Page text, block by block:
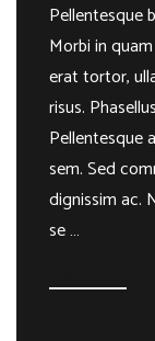
Pellentesque
Morbi in
erat tortor,
risus.
Pellentesque
sem. Sed
dignissim ac.
se …